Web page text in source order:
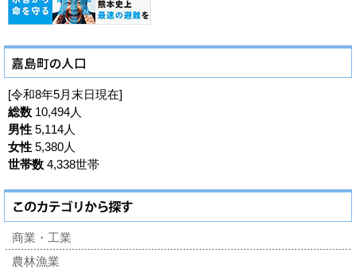
[令和8年5月末日現在]
総数 10,494人
男性 5,114人
女性 5,380人
世帯数 4,338世帯
商業・工業
農林漁業